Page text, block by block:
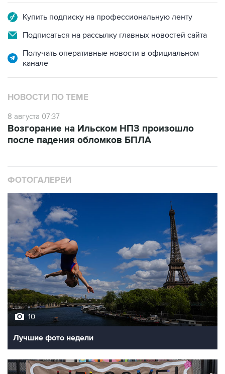
Купить подписку на профессиональную ленту
Подписаться на рассылку главных новостей сайта
Получать оперативные новости в официальном
канале
НОВОСТИ ПО ТЕМЕ
8 августа 07:37
Возгорание на Ильском НПЗ произошло
после падения обломков БПЛА
ФОТОГАЛЕРЕИ
10
Лучшие фото недели